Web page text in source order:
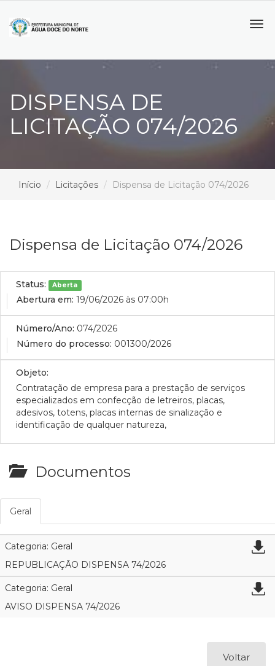
DISPENSA DE
LICITAÇÃO 074/2026
Início Licitações Dispensa de Licitação 074/2026
Dispensa de Licitação 074/2026
Status: Aberta
Abertura em: 19/06/2026 às 07:00h
Número/Ano: 074/2026
Número do processo: 001300/2026
Objeto:
Contratação de empresa para a prestação de serviços
especializados em confecção de letreiros, placas,
adesivos, totens, placas internas de sinalização e
identificação de qualquer natureza,
Documentos
Geral
Categoria: Geral
REPUBLICAÇÃO DISPENSA 74/2026
Categoria: Geral
AVISO DISPENSA 74/2026
Voltar